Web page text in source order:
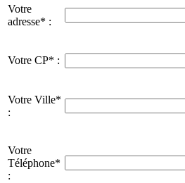
Votre
adresse* :
Votre CP* :
Votre Ville*
:
Votre
Téléphone*
: